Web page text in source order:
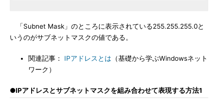
「Subnet Mask」のところに表示されている255.255.255.0と
いうのがサブネットマスクの値である。
関連記事： IPアドレスとは （基礎から学ぶWindowsネット
ワーク）
●IPアドレスとサブネットマスクを組み合わせて表現する方法1